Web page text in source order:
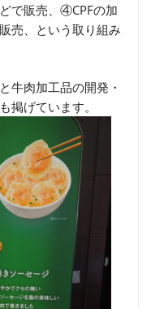
で販売、④CPFの加
売、という取り組み
牛肉加工品の開発・
掲げています。